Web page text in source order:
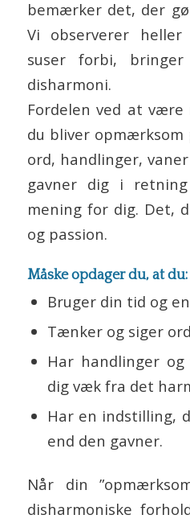
bemærker det, der
Vi observerer
suser forbi,
disharmoni.
Fordelen ved at
du bliver
ord, handlinger,
gavner dig i
mening for dig. Det,
og passion.
Måske opdager du, at du:
Bruger din tid og
Tænker og siger
Har handlinger
dig væk fra det
Har en indstilling,
end den gavner.
Når din
disharmoniske